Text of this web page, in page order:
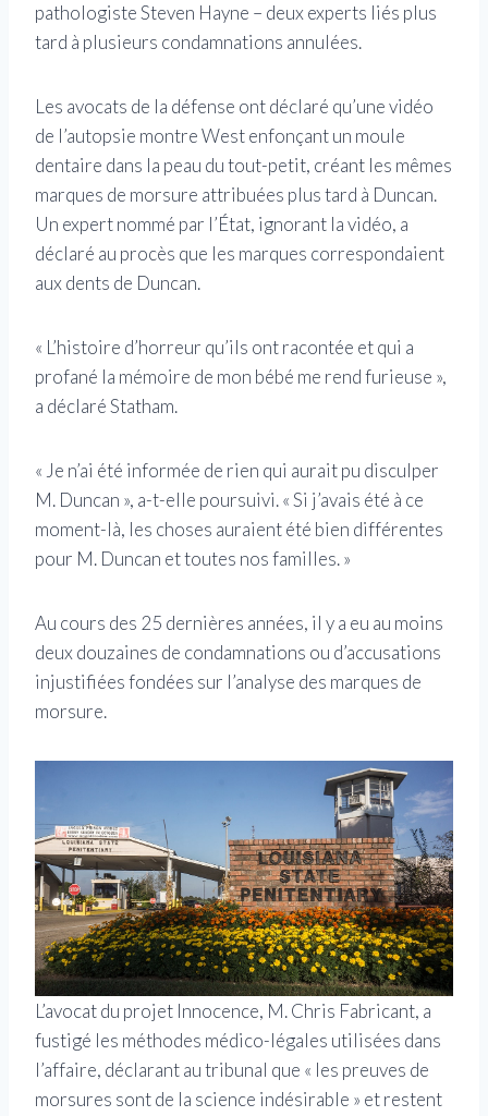
pathologiste Steven Hayne – deux experts liés plus
tard à plusieurs condamnations annulées.
Les avocats de la défense ont déclaré qu’une vidéo
de l’autopsie montre West enfonçant un moule
dentaire dans la peau du tout-petit, créant les mêmes
marques de morsure attribuées plus tard à Duncan.
Un expert nommé par l’État, ignorant la vidéo, a
déclaré au procès que les marques correspondaient
aux dents de Duncan.
« L’histoire d’horreur qu’ils ont racontée et qui a
profané la mémoire de mon bébé me rend furieuse »,
a déclaré Statham.
« Je n’ai été informée de rien qui aurait pu disculper
M. Duncan », a-t-elle poursuivi. « Si j’avais été à ce
moment-là, les choses auraient été bien différentes
pour M. Duncan et toutes nos familles. »
Au cours des 25 dernières années, il y a eu au moins
deux douzaines de condamnations ou d’accusations
injustifiées fondées sur l’analyse des marques de
morsure.
L’avocat du projet Innocence, M. Chris Fabricant, a
fustigé les méthodes médico-légales utilisées dans
l’affaire, déclarant au tribunal que « les preuves de
morsures sont de la science indésirable » et restent